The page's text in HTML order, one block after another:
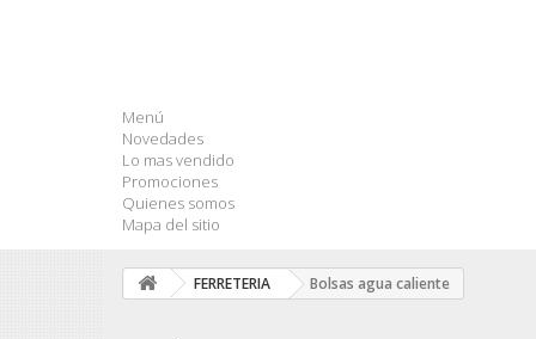
Menú
Novedades
Lo mas vendido
Promociones
Quienes somos
Mapa del sitio
FERRETERIA Bolsas agua caliente